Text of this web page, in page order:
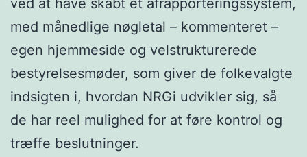
med månedlige nøgletal – kommenteret –
egen hjemmeside og velstrukturerede
bestyrelsesmøder, som giver de folkevalgte
indsigten i, hvordan NRGi udvikler sig, så
de har reel mulighed for at føre kontrol og
træffe beslutninger.